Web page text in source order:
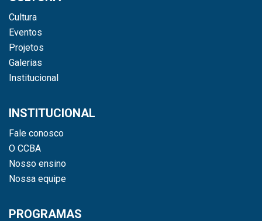
Cultura
Eventos
Projetos
Galerias
Institucional
INSTITUCIONAL
Fale conosco
O CCBA
Nosso ensino
Nossa equipe
PROGRAMAS